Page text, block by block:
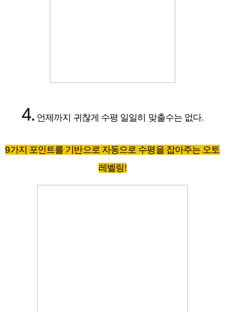
4. 언제까지 귀찮게 수평 일일히 맞출수는 없다.
9가지 포인트를 기반으로 자동으로 수평을 잡아주는 오토
레벨링!